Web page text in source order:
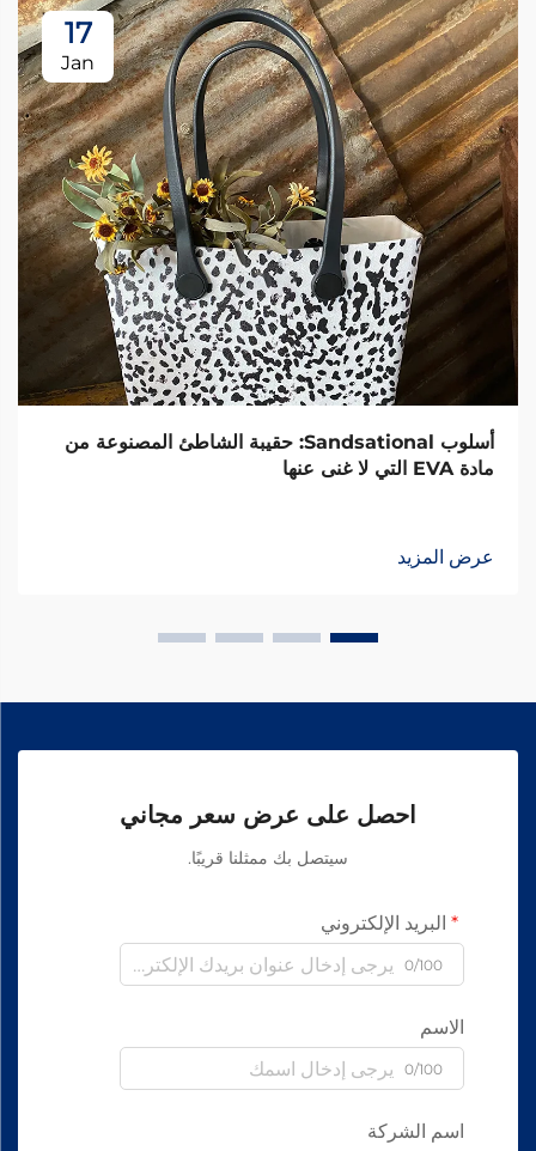
17
Jan
أسلوب Sandsational: حقيبة الشاطئ المصنوعة من
مادة EVA التي لا غنى عنها
عرض المزيد
احصل على عرض سعر مجاني
سيتصل بك ممثلنا قريبًا.
البريد الإلكتروني
0/100
الاسم
0/100
اسم الشركة